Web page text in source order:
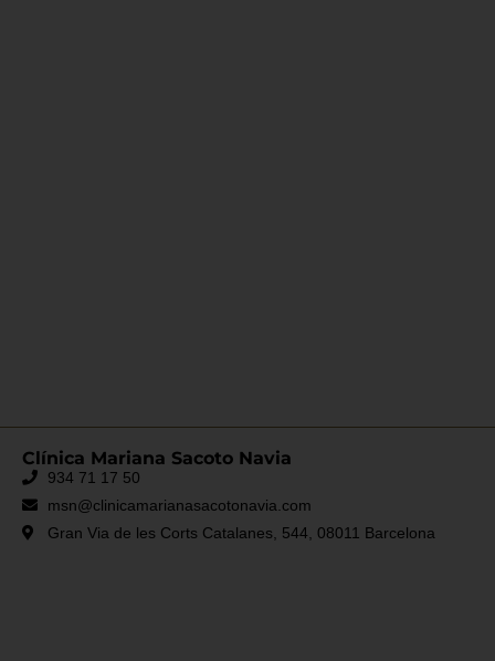
Clínica Mariana Sacoto Navia
934 71 17 50
msn@clinicamarianasacotonavia.com
Gran Via de les Corts Catalanes, 544, 08011 Barcelona